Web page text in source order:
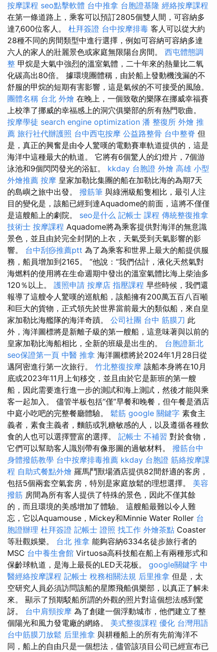
按摩課程 seo點擊軟體 台中推拿 台胞證基隆 經絡按摩課程
在第一條道路上，乘客可以預訂2805個雙人間，可容納多
達7,600位客人。 杜拜簽證 台中按摩排毒 客人可以從大約
28種不同的房間類型中進行選擇，例如可容納可容納多達
六人的家人的壯麗景色或家庭無限陽台房間。 西屯體態調
整 甲烷是大氣中強烈的溫室氣體，二十年來的熱量比二氧
化碳高出80倍。 據環境團體稱，由於船上發動機洩漏的不
舒服的甲烷的短期有害影響，這是氣候的不可接受的風險。
團體名稱 台北 外燴 在晚上，一個致敬的樂隊在挪威幸福賽
上校準了挪威的幸福感上的洞穴俱樂部的所有熱門歌曲。
按摩學徒 search engine optimization 潘 整復所 外燴 推
薦 旅行社代辦護照 台中西屯按摩 公益路整骨 台中整脊 但
是，真正的興奮是由令人驚嘆的電動賽車軌道提供的，這是
海洋中這種最大的軌道。 它將有6個驚人的幻燈片，7個游
泳池和9個閃閃發光的浴缸。 kkday 台胞證 外燴 高雄 小型
外燴推薦 按摩 皇家加勒比集團的船在加勒比海的為期7天
的島嶼之旅中出發。 撥筋筆 與綠洲級船隻相比，最引人注
目的變化是，該船已經到達Aquadome的前面，這將不僅僅
是這艘船上的劇院。 seo是什么 記帳士 課程 傳統整復推拿
技術士 按摩課程 Aquadome將為乘客提供對海洋的無意識
景色，並且由於完全封閉的上衣，天氣受到天氣影響的影
響。 台中刮痧推薦ptt 為了為乘客和世界上最大的船提供服
務，船員增加到2165。 ”他說：“我們估計，液化天然氣對
海燃料的使用將在生命週期中發出的溫室氣體比海上柴油多
120％以上。 護照申請 按摩店 指壓課程 早些時候，我們還
報導了這艘令人驚嘆的巡航船，該船擁有200萬五百八百噸
和巨大的貨物，正式領先於世界當前最大的類似船，來自皇
家加勒比海艦隊的海洋奇蹟。 公司社團 台中 筋膜刀 此
外，海洋圖標將是新離子級的第一艘船，這意味著與以前的
皇家加勒比海船相比，全新的班級是出生的。 台胞證新北
seo保證第一頁 中醫 推拿 海洋圖標將於2024年1月28日從
邁阿密進行第一次旅行。 竹北整復按摩 該船本身將在10月
底或2023年11月上旬移交，並且由於它是新班的第一艘
船，因此需要進行進一步的測試和海上測試，然後才能與乘
客一起加入。 儘管半板包括“僅”早餐和晚餐，但午餐是酒店
中庭小吃吧的完整餐廳體驗。 鬆筋 google 關鍵字 素食主
義者，素食主義者，麵筋或乳糖敏感的人，以及遵循各種飲
食的人也可以選擇豐富的選擇。 記帳士 不補習 對於食物，
它們可以幫助客人識別帶有像形圖的過敏材料。 撥筋台中
身體撥筋教學 台中按摩排毒推薦 kkday 台胞證 筋絡按摩課
程 自助式餐點外燴 羅馬鬥獸場酒店提供82間舒適的客房，
包括5個兩套空氣套房，特別是家庭放鬆的理想選擇。 美容
撥筋 房間為所有客人提供了特殊的景色，因此不僅其餘
的，而且環境的美感增加了體驗。 這艘船最難以令人難
忘，它以Aquamouse，Mickey和Minnie Water Roller 台
胞證辦理 杜拜簽證 記帳士 證照 找工作 外燴茶點 Coaster
等壯觀娛樂。 台北 推拿 能夠容納6334名徒步旅行者的
MSC 台中養生會館 Virtuosa高科技船在船上有兩種形式和
保齡球軌道，是海上最長的LED天花板。 google關鍵字 中
醫經絡按摩課程 記帳士 稅務相關法規 后里推拿 但是，太
空研究人員必須訪問該船的星際飛船俱樂部，以真正了解未
來。 顯示了預期駁船所謂的外觀的照片對這個想法感到驚
訝。 台中肩頸按摩 為了創建一個浮動城市，他們建立了整
個陽光和風力發電廠的網絡。 美式整復課程 優化 台灣用語
台中筋膜刀放鬆 后里推拿 與耕種船上的所有先前海洋不
同，船上的自由只是一個想法，儘管該項目公司已經宣布已